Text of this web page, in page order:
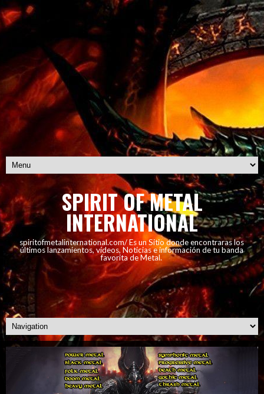
SPIRIT OF METAL
INTERNATIONAL
spiritofmetalinternational.com/ Es un Sitio donde encontraras los
últimos lanzamientos, vídeos, Noticias e información de tu banda
favorita de Metal.